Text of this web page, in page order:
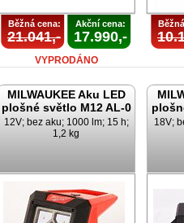
Běžná cena:
21.041,-
Akční cena:
17.990,-
VYPRODÁNO
MILWAUKEE Aku LED
plošné světlo M12 AL-0
12V; bez aku; 1000 lm; 15 h;
1,2 kg
18V;